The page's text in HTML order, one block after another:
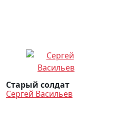
Старый солдат
Сергей Васильев